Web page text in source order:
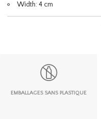
Width: 4 cm
EMBALLAGES SANS PLASTIQUE